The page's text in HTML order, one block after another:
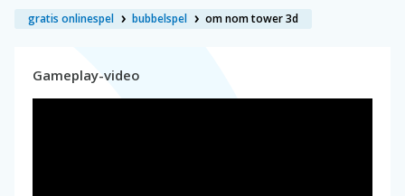
gratis onlinespel bubbelspel om nom tower 3d
Gameplay-video